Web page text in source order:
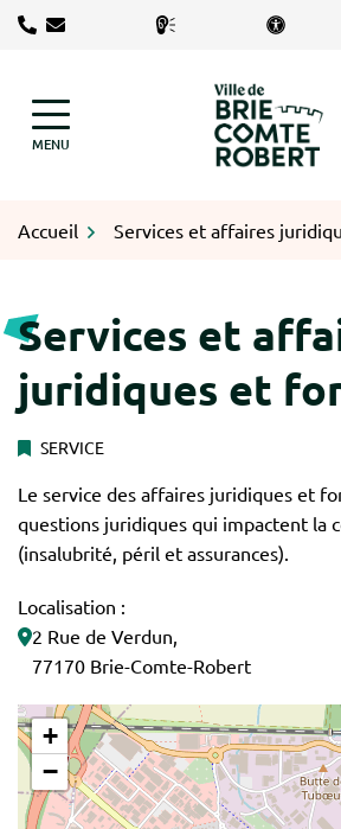
Aller
MENU Logo
Accueil Services et affaires
Services et
juridiques et
SERVICE
Le service des affaires juridiques et
questions juridiques qui impactent la
(insalubrité, péril et assurances).
Localisation :
2 Rue de Verdun,
77170 Brie-Comte-Robert
+
−